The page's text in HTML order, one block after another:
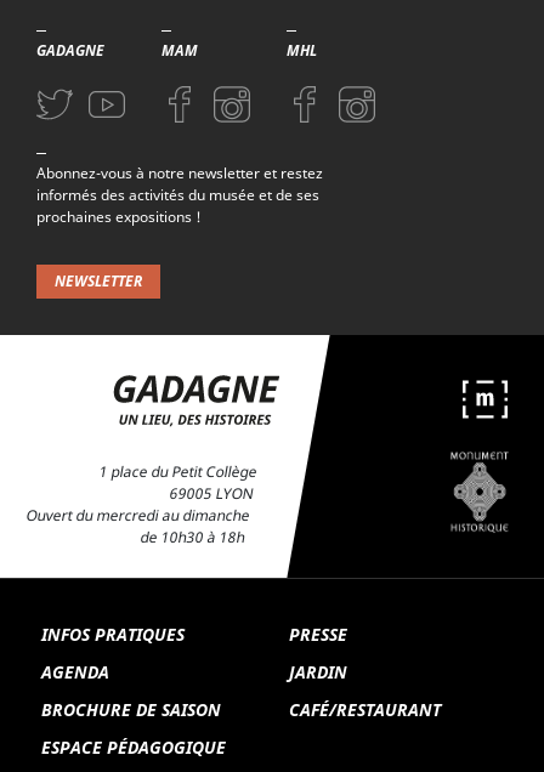
GADAGNE
Aller sur la page Twitter (nouvelle fenetre)
Aller sur la page Youtube (nouvelle fenetre)
MAM
Aller sur la page Facebook (nouvelle fenetre)
Aller sur la page Instagram (nouvelle fenetre)
MHL
Aller sur la page Facebook (nouvelle
Aller sur la page Instagram
Abonnez-vous à notre newsletter et restez
informés des activités du musée et de ses
prochaines expositions !
NEWSLETTER
1 place du Petit Collège
69005 LYON
Ouvert du mercredi au dimanche
de 10h30 à 18h
INFOS PRATIQUES
AGENDA
BROCHURE DE SAISON
ESPACE PÉDAGOGIQUE
PRESSE
JARDIN
CAFÉ/RESTAURANT